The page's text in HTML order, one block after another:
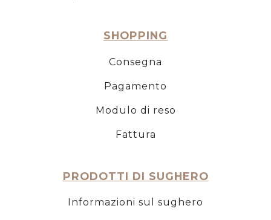
SHOPPING
Consegna
Pagamento
Modulo di reso
Fattura
PRODOTTI DI SUGHERO
Informazioni sul sughero